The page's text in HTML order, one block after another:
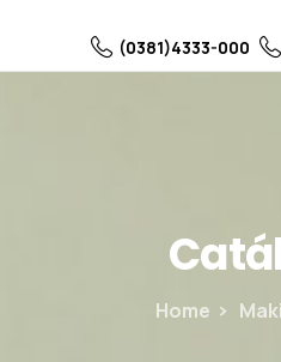
(0381)4333-000
Home